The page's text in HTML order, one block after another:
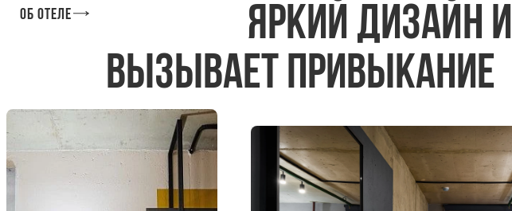
Об отеле
Яркий дизайн
вызывает привыкание